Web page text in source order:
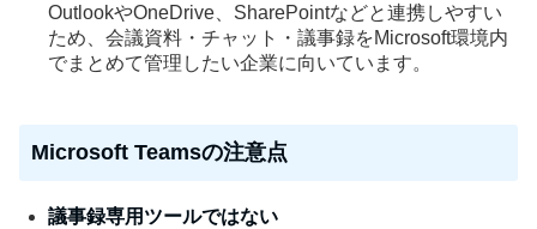
OutlookやOneDrive、SharePointなどと連携しやすい
ため、会議資料・チャット・議事録をMicrosoft環境内
でまとめて管理したい企業に向いています。
Microsoft Teamsの注意点
議事録専用ツールではない